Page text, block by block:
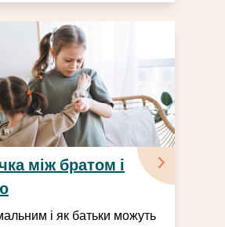
між братом і
і як батьки можуть